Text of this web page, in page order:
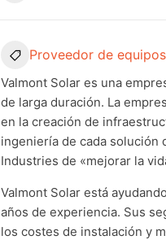
Proveedor de
Valmont Solar es una
de larga duración. La
en la creación de
ingeniería de cada solución
Industries de «mejorar la
Valmont Solar está
años de experiencia. Sus
los costes de instalación y